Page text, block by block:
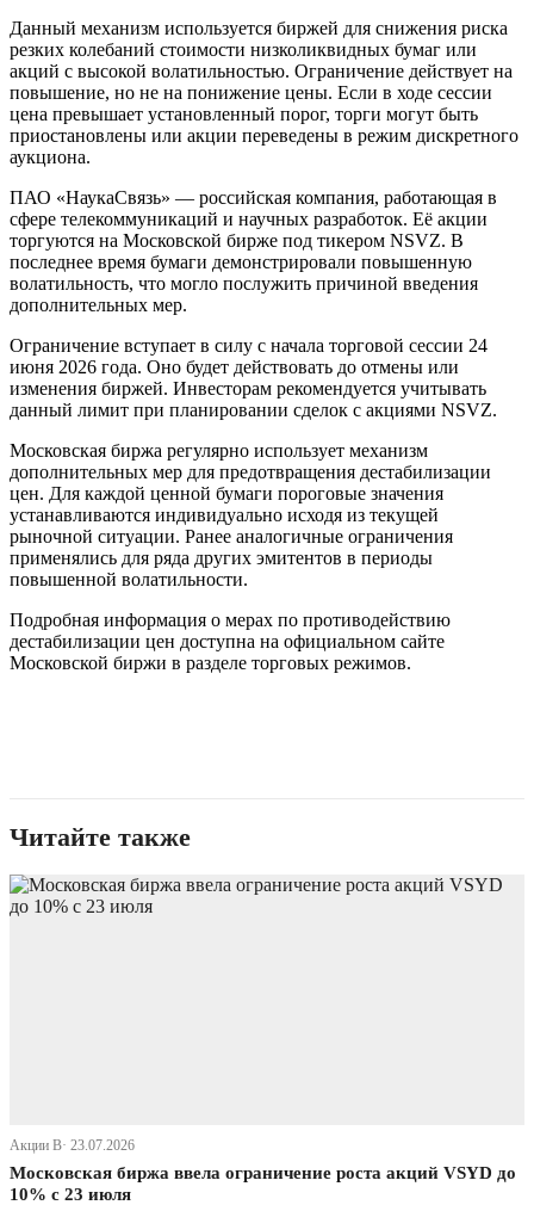
Данный механизм используется биржей для снижения риска
резких колебаний стоимости низколиквидных бумаг или
акций с высокой волатильностью. Ограничение действует на
повышение, но не на понижение цены. Если в ходе сессии
цена превышает установленный порог, торги могут быть
приостановлены или акции переведены в режим дискретного
аукциона.
ПАО «НаукаСвязь» — российская компания, работающая в
сфере телекоммуникаций и научных разработок. Её акции
торгуются на Московской бирже под тикером NSVZ. В
последнее время бумаги демонстрировали повышенную
волатильность, что могло послужить причиной введения
дополнительных мер.
Ограничение вступает в силу с начала торговой сессии 24
июня 2026 года. Оно будет действовать до отмены или
изменения биржей. Инвесторам рекомендуется учитывать
данный лимит при планировании сделок с акциями NSVZ.
Московская биржа регулярно использует механизм
дополнительных мер для предотвращения дестабилизации
цен. Для каждой ценной бумаги пороговые значения
устанавливаются индивидуально исходя из текущей
рыночной ситуации. Ранее аналогичные ограничения
применялись для ряда других эмитентов в периоды
повышенной волатильности.
Подробная информация о мерах по противодействию
дестабилизации цен доступна на официальном сайте
Московской биржи в разделе торговых режимов.
Читайте также
Акции В· 23.07.2026
Московская биржа ввела ограничение роста акций VSYD до
10% с 23 июля